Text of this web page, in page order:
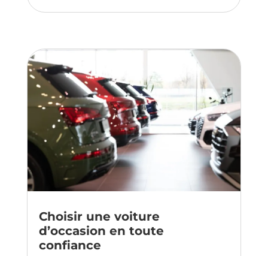
Choisir une voiture
d’occasion en toute
confiance